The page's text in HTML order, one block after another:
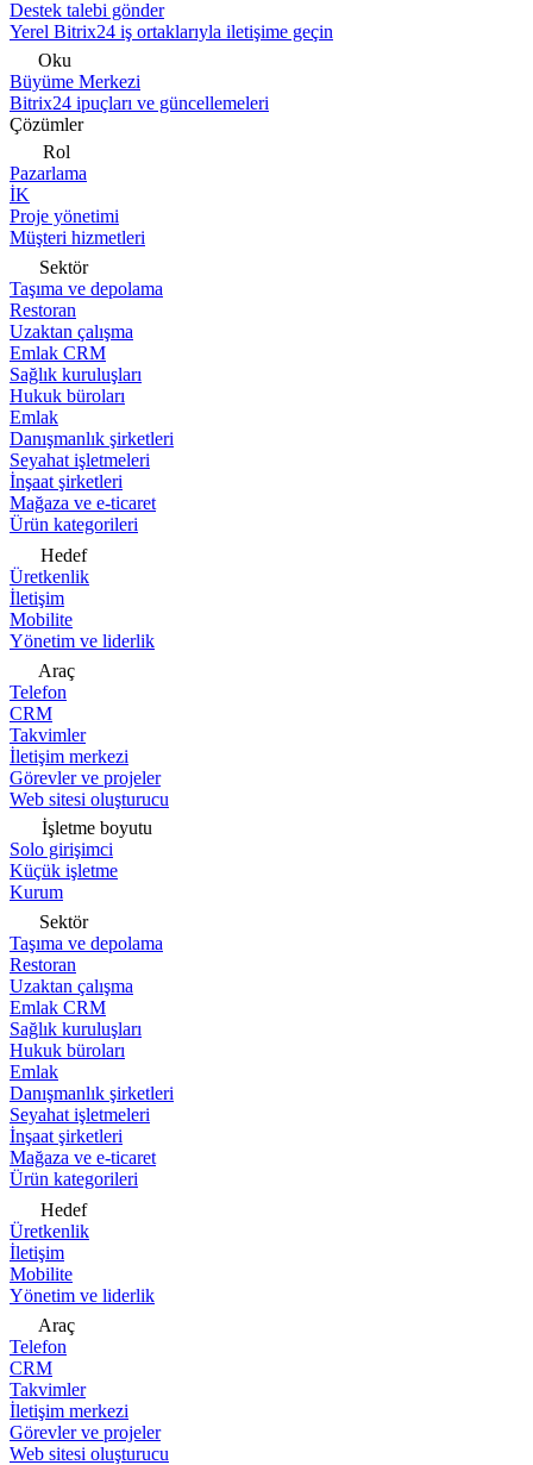
Destek talebi gönder
Yerel Bitrix24 iş ortaklarıyla iletişime geçin
Oku
Büyüme Merkezi
Bitrix24 ipuçları ve güncellemeleri
Çözümler
Rol
Pazarlama
İK
Proje yönetimi
Müşteri hizmetleri
Sektör
Taşıma ve depolama
Restoran
Uzaktan çalışma
Emlak CRM
Sağlık kuruluşları
Hukuk büroları
Emlak
Danışmanlık şirketleri
Seyahat işletmeleri
İnşaat şirketleri
Mağaza ve e-ticaret
Ürün kategorileri
Hedef
Üretkenlik
İletişim
Mobilite
Yönetim ve liderlik
Araç
Telefon
CRM
Takvimler
İletişim merkezi
Görevler ve projeler
Web sitesi oluşturucu
İşletme boyutu
Solo girişimci
Küçük işletme
Kurum
Sektör
Taşıma ve depolama
Restoran
Uzaktan çalışma
Emlak CRM
Sağlık kuruluşları
Hukuk büroları
Emlak
Danışmanlık şirketleri
Seyahat işletmeleri
İnşaat şirketleri
Mağaza ve e-ticaret
Ürün kategorileri
Hedef
Üretkenlik
İletişim
Mobilite
Yönetim ve liderlik
Araç
Telefon
CRM
Takvimler
İletişim merkezi
Görevler ve projeler
Web sitesi oluşturucu